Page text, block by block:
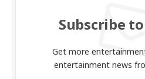
Subscribe
Get more
entertainment news